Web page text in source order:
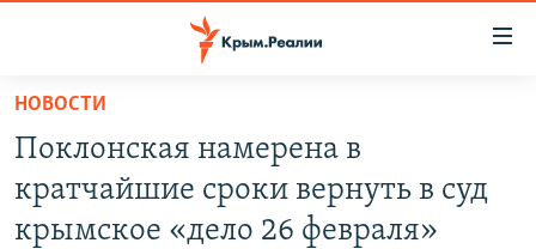
Вернуться
основному
содержанию
Вернутся
ВОДА
НОВОСТИ
Поклонская намерена в
кратчайшие сроки вернуть в суд
крымское «дело 26 февраля»